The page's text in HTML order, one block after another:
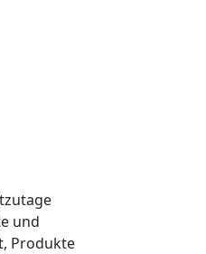
und
Produkte